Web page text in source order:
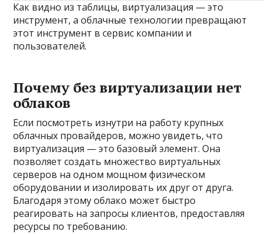
Как видно из таблицы, виртуализация — это
инструмент, а облачные технологии превращают
этот инструмент в сервис компании и
пользователей.
Почему без виртуализации нет
облаков
Если посмотреть изнутри на работу крупных
облачных провайдеров, можно увидеть, что
виртуализация — это базовый элемент. Она
позволяет создать множество виртуальных
серверов на одном мощном физическом
оборудовании и изолировать их друг от друга.
Благодаря этому облако может быстро
реагировать на запросы клиентов, предоставляя
ресурсы по требованию.